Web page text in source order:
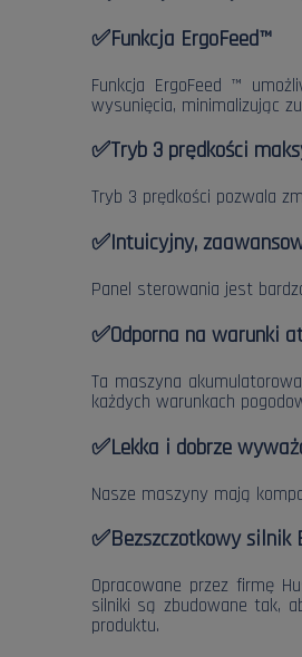
✅Funkcja ErgoFeed™
Funkcja ErgoFeed ™
wysunięcia, minimalizując
✅Tryb 3 prędkości
Tryb 3 prędkości pozwala
✅Intuicyjny,
Panel sterowania jest
✅Odporna na warunki
Ta maszyna
każdych warunkach
✅Lekka i dobrze
Nasze maszyny mają
✅Bezszczotkowy silnik
Opracowane przez firmę
silniki są zbudowane tak,
produktu.